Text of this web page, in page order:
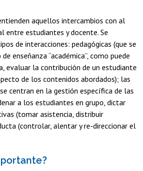
aquellos intercambios con al
entre estudiantes y docente. Se
de interacciones: pedagógicas (que se
enseñanza “académica”, como puede
evaluar la contribución de un estudiante
de los contenidos abordados); las
centran en la gestión específica de las
a los estudiantes en grupo, dictar
(tomar asistencia, distribuir
(controlar, alentar y re-direccionar el